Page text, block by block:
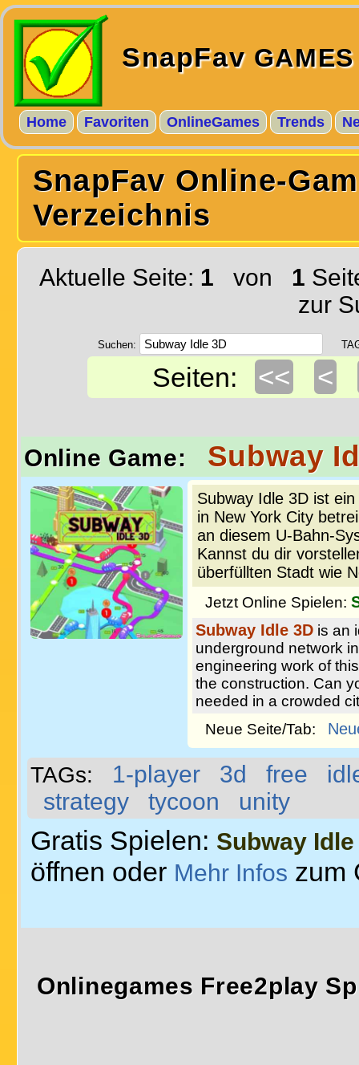
SnapFavGAMES
Home Favoriten OnlineGames Trends
SnapFav Online-
Verzeichnis
Aktuelle Seite: 1 von 1
zur
Suchen:
Seiten: << <
Online Game: Subway
Subway Idle 3D ist
in New York City
an diesem U-Bahn-
Kannst du dir
überfüllten Stadt wie
Jetzt Online Spielen:
Subway Idle 3D is an
underground network
engineering work of
the construction. Can
needed in a crowded
Neue Seite/Tab:
TAGs: 1-player 3d free
strategy
tycoon unity
Gratis Spielen: Subway Idle
öffnen oder Mehr Infos zum
Onlinegames Free2play